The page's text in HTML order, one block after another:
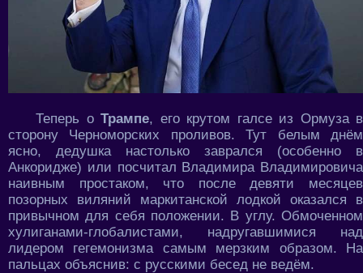
Теперь о Трампе, его крутом галсе из Ормуза в
сторону Черноморских проливов. Тут белым днём
ясно, дедушка настолько заврался (особенно в
Анкоридже) или посчитал Владимира Владимировича
наивным простаком, что после девяти месяцев
позорных виляний маркитанской лодкой оказался в
привычном для себя положении. В углу. Обмоченном
хулиганами-глобалистами, надругавшимися над
лидером гегемонизма самым мерзким образом. На
пальцах объяснив: с русскими бесед не ведём.